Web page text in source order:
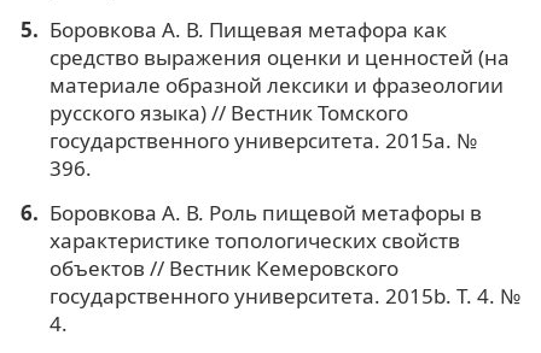
Боровкова А. В. Пищевая метафора как
средство выражения оценки и ценностей (на
материале образной лексики и фразеологии
русского языка) // Вестник Томского
государственного университета. 2015a. №
396.
Боровкова А. В. Роль пищевой метафоры в
характеристике топологических свойств
объектов // Вестник Кемеровского
государственного университета. 2015b. Т. 4. №
4.